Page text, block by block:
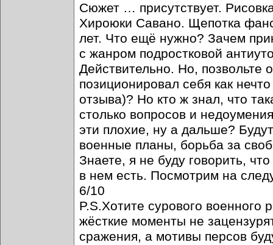
Сюжет … присутствует.
Хироюки Савано. Щепотка
лет. Что ещё нужно? Зачем
с жанром подростковой
Действительно. Но, позвольте
позиционировал себя как
отзыва)? Но кто ж знал, что
столько вопросов и
эти плохие, ну а дальше?
военные планы, борьба за
Знаете, я не буду говорить,
в нем есть. Посмотрим на
6/10
P.S.Хотите сурового
жёсткие моменты не
сражения, а мотивы персов